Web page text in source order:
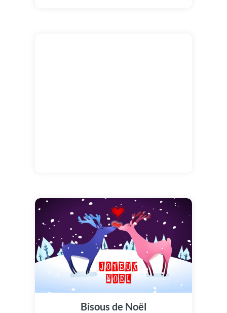
Bisous de Noël